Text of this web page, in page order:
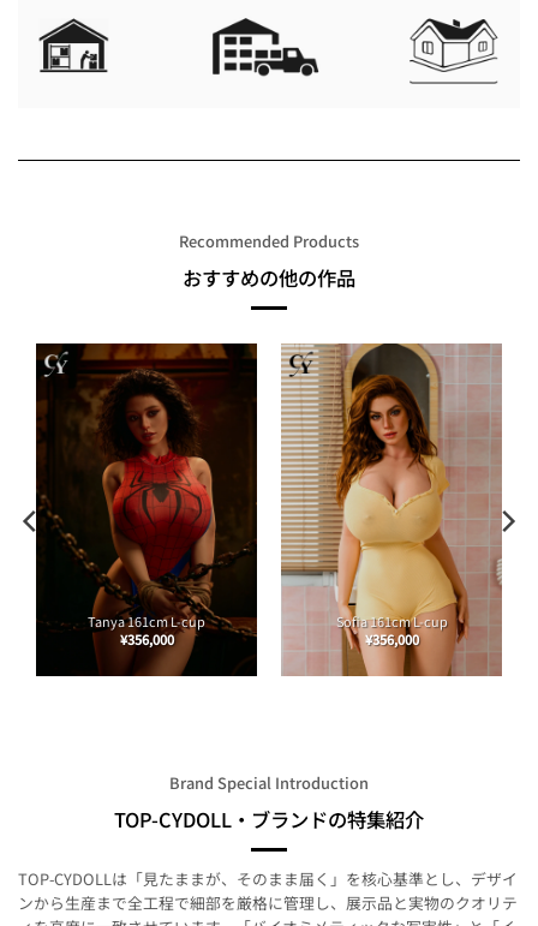
Recommended Products
おすすめの他の作品
Tanya 161cm L-cup
¥356,000
Sofia 161cm L-cup
¥356,000
Brand Special Introduction
TOP-CYDOLL・ブランドの特集紹介
TOP‑CYDOLLは「見たままが、そのまま届く」を核心基準とし、デザイ
ンから生産まで全工程で細部を厳格に管理し、展示品と実物のクオリテ